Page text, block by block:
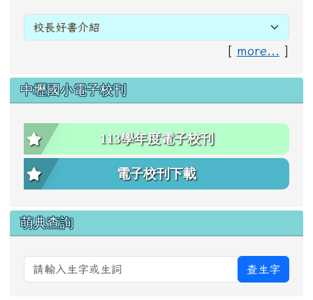
[ more... ]
中壢國小電子校刊
113學年度電子校刊
電子校刊下載
萌典查詢
查生字